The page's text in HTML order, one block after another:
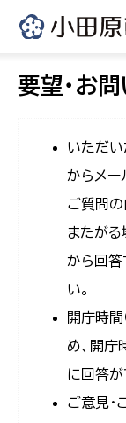
要望・お
いただ
からメー
ご質問
またがる
から回答
い。
開庁時
め、開庁
に回答が
ご意見・